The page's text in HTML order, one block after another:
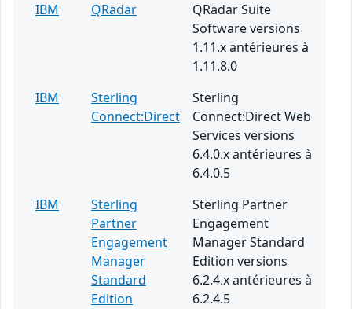
IBM
QRadar
QRadar Suite
Software versions
1.11.x antérieures à
1.11.8.0
IBM
Sterling
Connect:Direct
Sterling
Connect:Direct Web
Services versions
6.4.0.x antérieures à
6.4.0.5
IBM
Sterling
Partner
Engagement
Manager
Standard
Edition
Sterling Partner
Engagement
Manager Standard
Edition versions
6.2.4.x antérieures à
6.2.4.5